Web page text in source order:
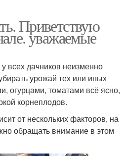
Приветствую
уважаемые
всех дачников неизменно
урожай тех или иных
огурцами, томатами всё ясно,
корнеплодов.
от нескольких факторов, на
обращать внимание в этом